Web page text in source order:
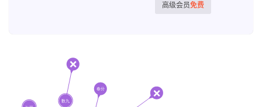
高级会员免费